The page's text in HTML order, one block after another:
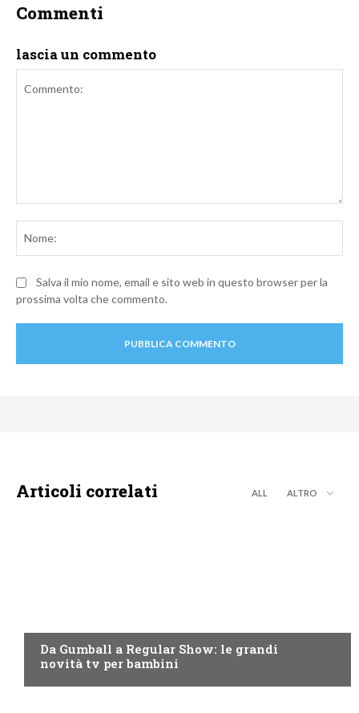
Commenti
lascia un commento
Salva il mio nome, email e sito web in questo browser per la
prossima volta che commento.
Articoli correlati ALL ALTRO
Da Gumball a Regular Show: le grandi
novità tv per bambini